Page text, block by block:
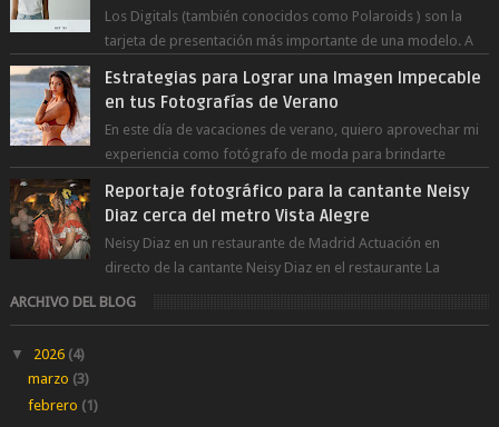
Los Digitals (también conocidos como Polaroids ) son la
tarjeta de presentación más importante de una modelo. A
Estrategias para Lograr una Imagen Impecable
en tus Fotografías de Verano
En este día de vacaciones de verano, quiero aprovechar mi
experiencia como fotógrafo de moda para brindarte
Reportaje fotográfico para la cantante Neisy
Diaz cerca del metro Vista Alegre
Neisy Diaz en un restaurante de Madrid Actuación en
directo de la cantante Neisy Diaz en el restaurante La
Suegra cerca del metro V...
ARCHIVO DEL BLOG
▼ 2026 (4)
marzo (3)
febrero (1)